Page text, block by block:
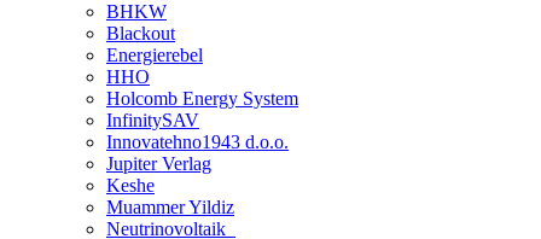
BHKW
Blackout
Energierebel
HHO
Holcomb Energy System
InfinitySAV
Innovatehno1943 d.o.o.
Jupiter Verlag
Keshe
Muammer Yildiz
Neutrinovoltaik